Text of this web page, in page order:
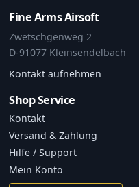
Fine Arms Airsoft
Zwetschgenweg 2
D-91077 Kleinsendelbach
Kontakt aufnehmen
Shop Service
Kontakt
Versand & Zahlung
Hilfe / Support
Mein Konto